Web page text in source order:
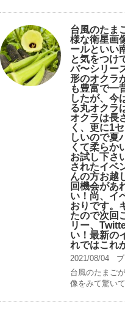
台風のたま
様な衛星画
ールといい
と気をつけ
バ〜シリー
形のオクラ
も豊富で一
したが、今
る丸オクラ
オクラは長
く、更に1
しいので夏
くて柔らか
お試し下さ
されたイベ
んの方お越
回機会があ
い！尚、イ
おりです。
たので次回
リー、
い！最新の
れではこれ
2021/08/04
台風のたまご
像をみて驚い